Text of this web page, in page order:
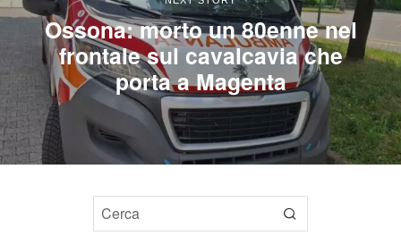
Ossona: morto un 80enne nel
frontale sul cavalcavia che
porta a Magenta